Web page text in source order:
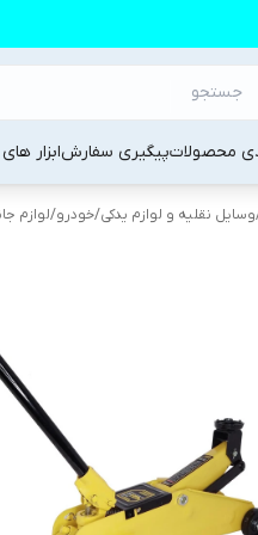
محصولاتپیگیری سفارشابزار
وسایل نقلیه و لوازم یدکی/خودرو/لوازم